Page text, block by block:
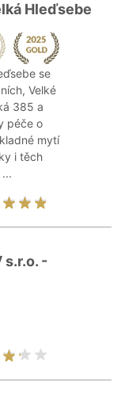
Hleďsebe
se
Velké
385 a
péče o
mytí
i těch
s.r.o. -